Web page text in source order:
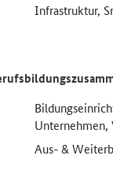
Infrastruktur,
Unternehmen,
Aus- &